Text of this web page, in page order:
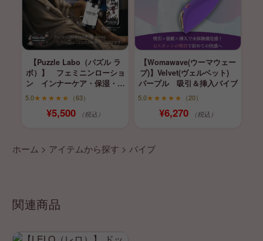
【Puzzle Labo（パズル ラ
ボ）】 フェミニンローショ
ン インナーケア・保湿・育
膣
5.0★★★★★ （63）
¥5,500 （税込）
【Womawave(ウーマウェー
ブ)】Velvet(ヴェルベット)
パープル 吸引＆挿入バイブ
5.0★★★★★ （20）
¥6,270 （税込）
ホーム > アイテムから探す > バイブ
関連商品